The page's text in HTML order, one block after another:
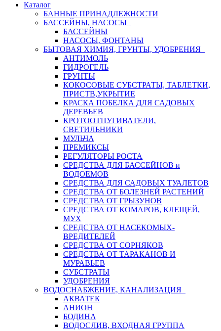
Каталог
БАННЫЕ ПРИНАДЛЕЖНОСТИ
БАССЕЙНЫ, НАСОСЫ
БАССЕЙНЫ
НАСОСЫ, ФОНТАНЫ
БЫТОВАЯ ХИМИЯ, ГРУНТЫ, УДОБРЕНИЯ
АНТИМОЛЬ
ГИДРОГЕЛЬ
ГРУНТЫ
КОКОСОВЫЕ СУБСТРАТЫ, ТАБЛЕТКИ,
ПРИСТВ,УКРЫТИЕ
КРАСКА ПОБЕЛКА ДЛЯ САДОВЫХ
ДЕРЕВЬЕВ
КРОТООТПУГИВАТЕЛИ,
СВЕТИЛЬНИКИ
МУЛЬЧА
ПРЕМИКСЫ
РЕГУЛЯТОРЫ РОСТА
СРЕДСТВА ДЛЯ БАССЕЙНОВ и
ВОДОЕМОВ
СРЕДСТВА ДЛЯ САДОВЫХ ТУАЛЕТОВ
СРЕДСТВА ОТ БОЛЕЗНЕЙ РАСТЕНИЙ
СРЕДСТВА ОТ ГРЫЗУНОВ
СРЕДСТВА ОТ КОМАРОВ, КЛЕЩЕЙ,
МУХ
СРЕДСТВА ОТ НАСЕКОМЫХ-
ВРЕДИТЕЛЕЙ
СРЕДСТВА ОТ СОРНЯКОВ
СРЕДСТВА ОТ ТАРАКАНОВ И
МУРАВЬЕВ
СУБСТРАТЫ
УДОБРЕНИЯ
ВОДОСНАБЖЕНИЕ, КАНАЛИЗАЦИЯ
АКВАТЕК
АНИОН
БОДИНА
ВОДОСЛИВ, ВХОДНАЯ ГРУППА